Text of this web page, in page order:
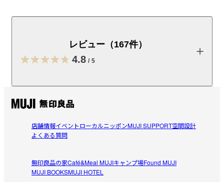
・対象商品 ３点購入で９９０円
受取手段 店舗受け取り可・コンビニ受け取り可
レビュー（167件）
4.8 / 5
ごまプリン
2026/08/05
良い色
店舗情報イベントローカルニッポンMUJI SUPPORT空間設計
よくある質問
無印良品の家Café&Meal MUJIキャンプ場Found MUJI
MUJI BOOKSMUJI HOTEL